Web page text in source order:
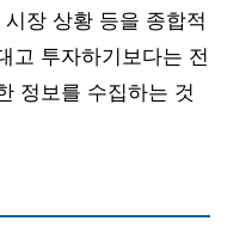
장 상황 등을 종합적
고 투자하기보다는 전
정보를 수집하는 것